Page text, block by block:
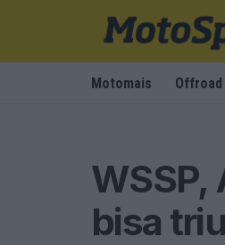
Motomais
WSSP,
bisa